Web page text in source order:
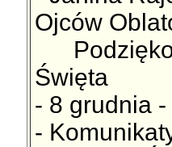
Ojców
Święta
- 8 grudnia
-